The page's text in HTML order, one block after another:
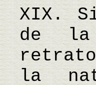
XIX.
de la
la